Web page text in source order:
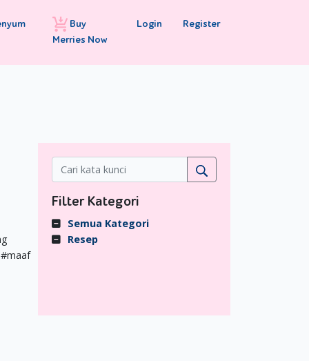
Buy
Merries Now
Login Register
Filter Kategori
Semua Kategori
Resep